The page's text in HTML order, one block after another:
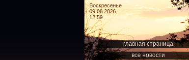
Воскресенье
09.08.2026
12:59
главная страница
все новости